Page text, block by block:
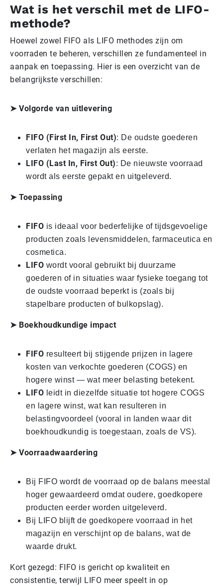
Wat is het verschil met de LIFO-
methode?
Hoewel zowel FIFO als LIFO methodes zijn om
voorraden te beheren, verschillen ze fundamenteel in
aanpak en toepassing. Hier is een overzicht van de
belangrijkste verschillen:
➤ Volgorde van uitlevering
FIFO (First In, First Out): De oudste goederen
verlaten het magazijn als eerste.
LIFO (Last In, First Out): De nieuwste voorraad
wordt als eerste gepakt en uitgeleverd.
➤ Toepassing
FIFO is ideaal voor bederfelijke of tijdsgevoelige
producten zoals levensmiddelen, farmaceutica en
cosmetica.
LIFO wordt vooral gebruikt bij duurzame
goederen of in situaties waar fysieke toegang tot
de oudste voorraad beperkt is (zoals bij
stapelbare producten of bulkopslag).
➤ Boekhoudkundige impact
FIFO resulteert bij stijgende prijzen in lagere
kosten van verkochte goederen (COGS) en
hogere winst — wat meer belasting betekent.
LIFO leidt in diezelfde situatie tot hogere COGS
en lagere winst, wat kan resulteren in
belastingvoordeel (vooral in landen waar dit
boekhoudkundig is toegestaan, zoals de VS).
➤ Voorraadwaardering
Bij FIFO wordt de voorraad op de balans meestal
hoger gewaardeerd omdat oudere, goedkopere
producten eerder worden uitgeleverd.
Bij LIFO blijft de goedkopere voorraad in het
magazijn en verschijnt op de balans, wat de
waarde drukt.
Kort gezegd: FIFO is gericht op kwaliteit en
consistentie, terwijl LIFO meer speelt in op